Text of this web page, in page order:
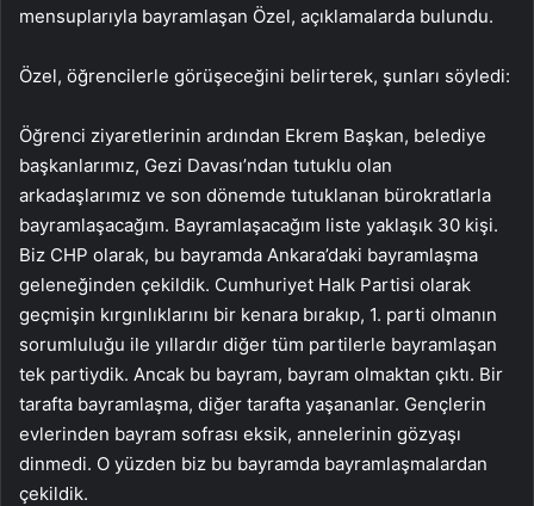
mensuplarıyla bayramlaşan Özel, açıklamalarda bulundu.
Özel, öğrencilerle görüşeceğini belirterek, şunları söyledi:
Öğrenci ziyaretlerinin ardından Ekrem Başkan, belediye
başkanlarımız, Gezi Davası’ndan tutuklu olan
arkadaşlarımız ve son dönemde tutuklanan bürokratlarla
bayramlaşacağım. Bayramlaşacağım liste yaklaşık 30 kişi.
Biz CHP olarak, bu bayramda Ankara’daki bayramlaşma
geleneğinden çekildik. Cumhuriyet Halk Partisi olarak
geçmişin kırgınlıklarını bir kenara bırakıp, 1. parti olmanın
sorumluluğu ile yıllardır diğer tüm partilerle bayramlaşan
tek partiydik. Ancak bu bayram, bayram olmaktan çıktı. Bir
tarafta bayramlaşma, diğer tarafta yaşananlar. Gençlerin
evlerinden bayram sofrası eksik, annelerinin gözyaşı
dinmedi. O yüzden biz bu bayramda bayramlaşmalardan
çekildik.